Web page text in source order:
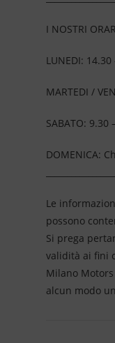
I NOSTRI
LUNEDI: 14.30
MARTEDI /
SABATO: 9.30
DOMENICA:
Le
possono
Si prega
validità ai fini
Milano
alcun modo